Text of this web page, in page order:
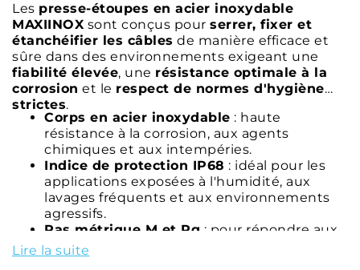
Les presse-étoupes en acier inoxydable
MAXIINOXsont conçus pour serrer, fixer et
étanchéifier les câbles de manière efficace et
sûre dans des environnements exigeant une
fiabilité élevée, une résistance optimale à la
corrosion et le respect de normes d'hygiène
strictes.
Corps en acier inoxydable : haute
résistance à la corrosion, aux agents
chimiques et aux intempéries.
Indice de protection IP68 : idéal pour les
applications exposées à l'humidité, aux
lavages fréquents et aux environnements
agressifs.
Pas métrique M et Pg : pour répondre aux
principales exigences d'installation.
Large gamme de dimensions
Lire la suite